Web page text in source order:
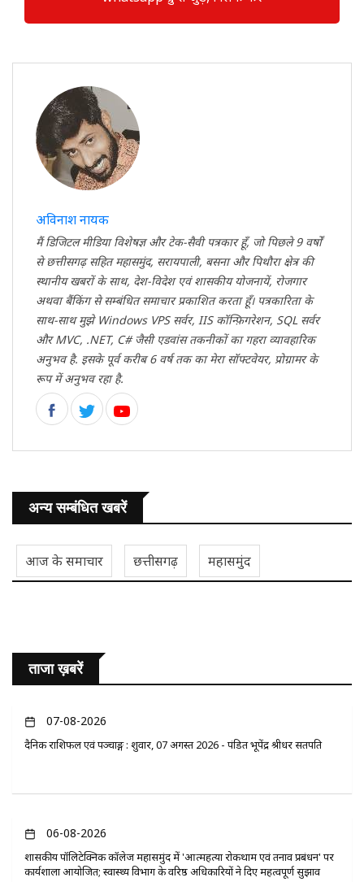
अविनाश नायक
मैं डिजिटल मीडिया विशेषज्ञ और टेक-सैवी पत्रकार हूँ, जो पिछले 9 वर्षों
से छत्तीसगढ़ सहित महासमुंद, सरायपाली, बसना और पिथौरा क्षेत्र की
स्थानीय खबरों के साथ, देश-विदेश एवं शासकीय योजनायें, रोजगार
अथवा बैंकिंग से सम्बंधित समाचार प्रकाशित करता हूँ। पत्रकारिता के
साथ-साथ मुझे Windows VPS सर्वर, IIS कॉन्फ़िगरेशन, SQL सर्वर
और MVC, .NET, C# जैसी एडवांस तकनीकों का गहरा व्यावहारिक
अनुभव है. इसके पूर्व करीब 6 वर्ष तक का मेरा सॉफ्टवेयर, प्रोग्रामर के
रूप में अनुभव रहा है.
अन्य सम्बंधित खबरें
आज के समाचार छत्तीसगढ़ महासमुंद
ताजा ख़बरें
07-08-2026
दैनिक राशिफल एवं पञ्चाङ्ग : शुक्रवार, 07 अगस्त 2026 - पंडित भूपेंद्र श्रीधर सतपति
06-08-2026
​शासकीय पॉलिटेक्निक कॉलेज महासमुंद में 'आत्महत्या रोकथाम एवं तनाव प्रबंधन' पर
कार्यशाला आयोजित; स्वास्थ्य विभाग के वरिष्ठ अधिकारियों ने दिए महत्वपूर्ण सुझाव